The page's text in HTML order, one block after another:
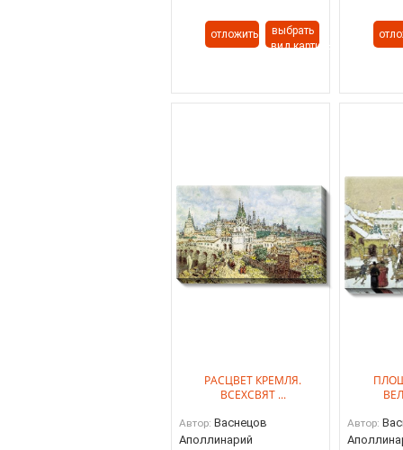
отложить
выбрать
вид картины
РАСЦВЕТ КРЕМЛЯ.
ВСЕХСВЯТ ...
Автор: Васнецов
Аполлинарий
Автор: